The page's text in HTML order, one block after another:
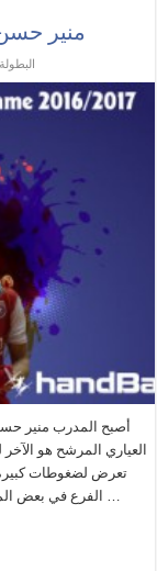
منير
أصبح المدرب منير
العياري المرشح هو
تعرض لضغوطات كبيرة
الفرع في بعض المسائل وخاصة انتقاده للمدرب ومحاسبته على نتائج الفريق …